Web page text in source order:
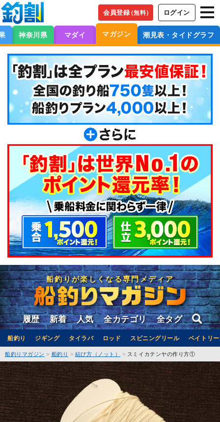
会員登録（無料） ログイン
神奈川県 マダイ マガジン 潮見表・タイドグラフ
船釣りが楽しくなる専門メディア
履歴 新着 人気 全カテゴリ 全タグ
船釣り ジギング タイラバ ロッド スピニングリール ベイトリ
船釣りマガジン 船釣り 結び方（ノット） スミイカテンヤの作り方①